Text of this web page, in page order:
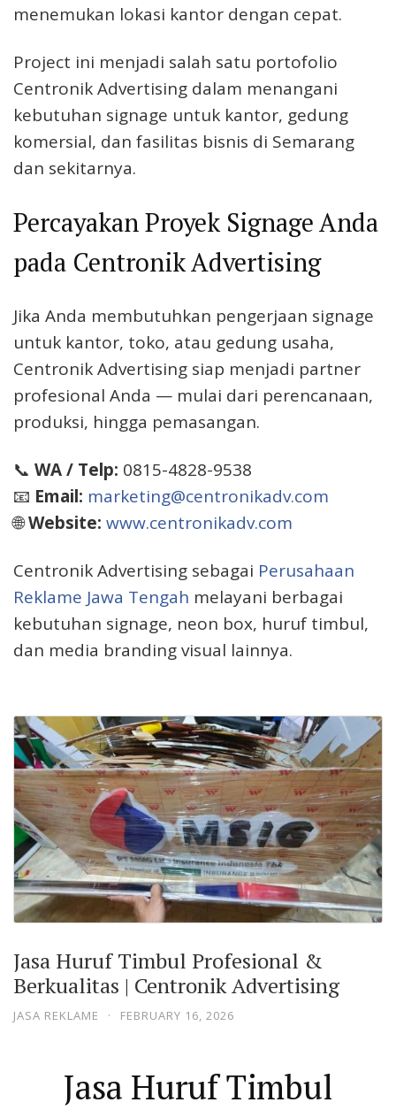
menemukan lokasi kantor dengan cepat.
Project ini menjadi salah satu portofolio
Centronik Advertising dalam menangani
kebutuhan signage untuk kantor, gedung
komersial, dan fasilitas bisnis di Semarang
dan sekitarnya.
Percayakan Proyek Signage Anda
pada Centronik Advertising
Jika Anda membutuhkan pengerjaan signage
untuk kantor, toko, atau gedung usaha,
Centronik Advertising siap menjadi partner
profesional Anda — mulai dari perencanaan,
produksi, hingga pemasangan.
📞 WA / Telp: 0815-4828-9538
📧 Email: marketing@centronikadv.com
🌐Website: www.centronikadv.com
Centronik Advertising sebagai Perusahaan
Reklame Jawa Tengah melayani berbagai
kebutuhan signage, neon box, huruf timbul,
dan media branding visual lainnya.
Jasa Huruf Timbul Profesional &
Berkualitas | Centronik Advertising
JASA REKLAME · FEBRUARY 16, 2026
Jasa Huruf Timbul